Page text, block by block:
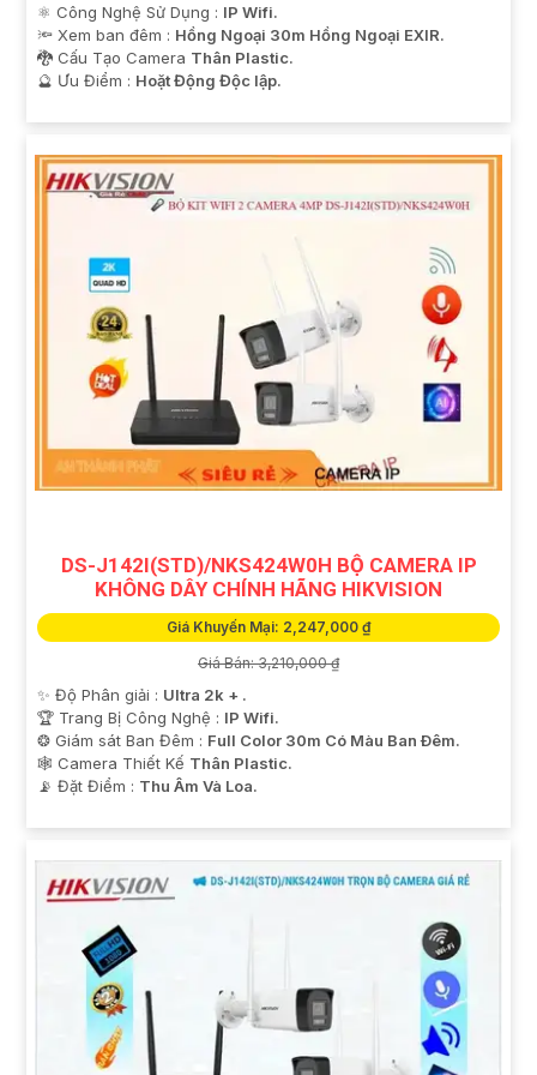
⚛️ Công Nghệ Sử Dụng : IP Wifi.
🔦 Xem ban đêm : Hồng Ngoại 30m Hồng Ngoại EXIR.
🐉️ Cấu Tạo Camera Thân Plastic.
️🔮 Ưu Điểm : Hoặt Động Độc lập.
DS-J142I(STD)/NKS424W0H BỘ CAMERA IP
KHÔNG DÂY CHÍNH HÃNG HIKVISION
Giá Khuyến Mại: 2,247,000 ₫
Giá Bán: 3,210,000 ₫
✨ Độ Phân giải : Ultra 2k + .
🏆 Trang Bị Công Nghệ : IP Wifi.
❂ Giám sát Ban Đêm : Full Color 30m Có Màu Ban Ðêm.
🕸️ Camera Thiết Kế Thân Plastic.
️📡 Đặt Điểm : Thu Âm Và Loa.